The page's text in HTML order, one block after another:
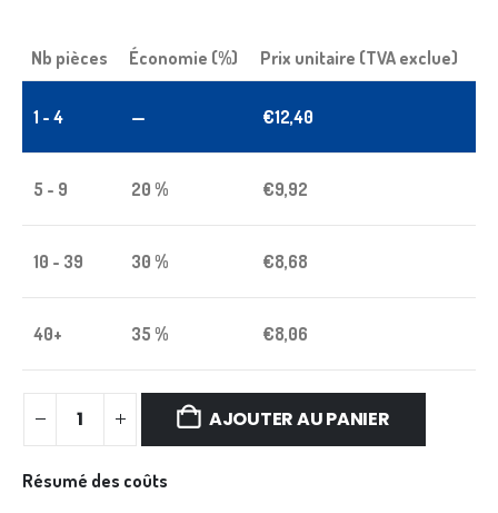
Nb pièces Économie (%) Prix unitaire (TVA exclue)
1 - 4 — €12,40
5 - 9 20 % €9,92
10 - 39 30 % €8,68
40+ 35 % €8,06
AJOUTER AU PANIER
Résumé des coûts